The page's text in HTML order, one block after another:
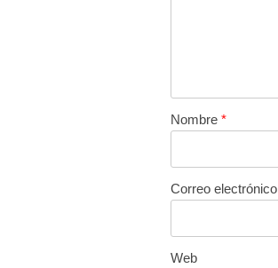
Nombre *
Correo electrónico
Web